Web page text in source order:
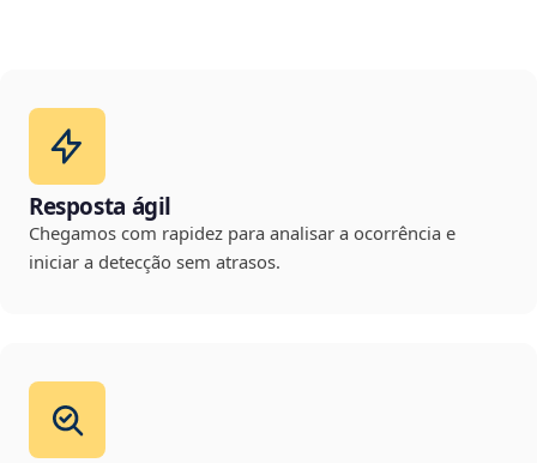
Resposta ágil
Chegamos com rapidez para analisar a ocorrência e
iniciar a detecção sem atrasos.